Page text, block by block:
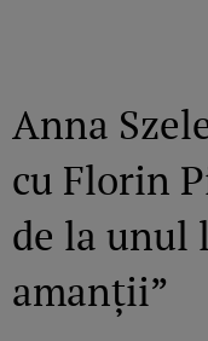
Anna
cu Florin
de la unul
amanții”